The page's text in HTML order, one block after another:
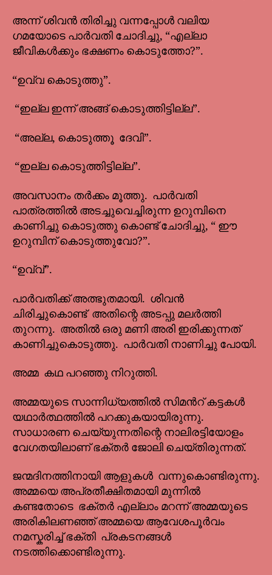
അന്ന് ശിവൻ തിരിച്ചു വന്നപ്പോൾ വലിയ
ഗമയോടെ പാർവതി ചോദിച്ചു, “എല്ലാ
ജീവികൾക്കും ഭക്ഷണം കൊടുത്തോ?”.
“ഉവ്വ കൊടുത്തു”.
“ഇല്ല ഇന്ന് അങ്ങ് കൊടുത്തിട്ടില്ല”.
“അല്ല, കൊടുത്തൂ ദേവി”.
“ഇല്ല കൊടുത്തിട്ടില്ല”.
അവസാനം തർക്കം മൂത്തു. പാർവതി
പാത്രത്തിൽ അടച്ചുവെച്ചിരുന്ന ഉറുമ്പിനെ
കാണിച്ചു കൊടുത്തു കൊണ്ട് ചോദിച്ചു, “ ഈ
ഉറുമ്പിന് കൊടുത്തുവോ?”.
“ഉവ്വ്”.
പാർവതിക്ക് അത്ഭുതമായി. ശിവൻ
ചിരിച്ചുകൊണ്ട് അതിന്റെ അടപ്പു മലർത്തി
തുറന്നു. അതിൽ ഒരു മണി അരി ഇരിക്കുന്നത്
കാണിച്ചുകൊടുത്തു. പാർവതി നാണിച്ചു പോയി.
അമ്മ കഥ പറഞ്ഞു നിറുത്തി.
അമ്മയുടെ സാന്നിധ്യത്തിൽ സിമൻറ് കട്ടകൾ
യഥാർത്ഥത്തിൽ പറക്കുകയായിരുന്നു.
സാധാരണ ചെയ്യുന്നതിന്റെ നാലിരട്ടിയോളം
വേഗതയിലാണ് ഭക്തർ ജോലി ചെയ്തിരുന്നത്.
ജന്മദിനത്തിനായി ആളുകൾ വന്നുകൊണ്ടിരുന്നു.
അമ്മയെ അപ്രതീക്ഷിതമായി മുന്നിൽ
കണ്ടതോടെ ഭക്തർ എല്ലാം മറന്ന് അമ്മയുടെ
അരികിലണഞ്ഞ് അമ്മയെ ആവേശപൂർവം
നമസ്കരിച്ച് ഭക്തി പ്രകടനങ്ങൾ
നടത്തിക്കൊണ്ടിരുന്നു.